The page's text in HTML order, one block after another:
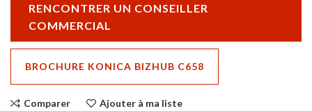
RENCONTRER UN CONSEILLER
COMMERCIAL
BROCHURE KONICA BIZHUB C658
Comparer Ajouter à ma liste